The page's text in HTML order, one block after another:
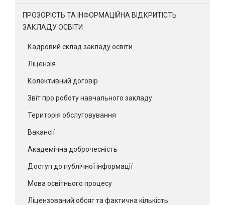
ПРОЗОРІСТЬ ТА ІНФОРМАЦІЙНА ВІДКРИТІСТЬ
ЗАКЛАДУ ОСВІТИ
Кадровий склад закладу освіти
Ліцензія
Колективний договір
Звіт про роботу навчального закладу
Територія обслуговування
Вакансії
Академічна доброчесність
Доступ до публічної інформації
Мова освітнього процесу
Ліцензований обсяг та фактична кількість